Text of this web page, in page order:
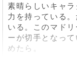
素晴らしいキャ
力を持っている
いる。このマド
ーが切手となっ
めたら。